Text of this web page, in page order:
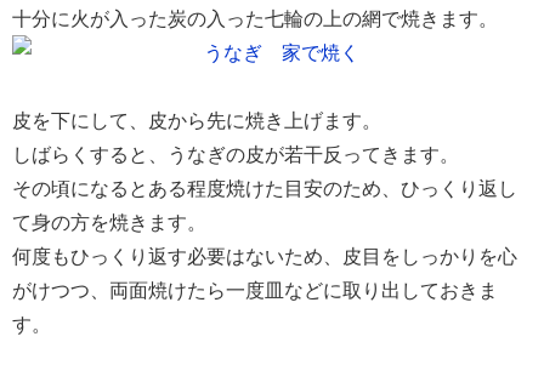
十分に火が入った炭の入った七輪の上の網で焼きます。
皮を下にして、皮から先に焼き上げます。
しばらくすると、うなぎの皮が若干反ってきます。
その頃になるとある程度焼けた目安のため、ひっくり返し
て身の方を焼きます。
何度もひっくり返す必要はないため、皮目をしっかりを心
がけつつ、両面焼けたら一度皿などに取り出しておきま
す。